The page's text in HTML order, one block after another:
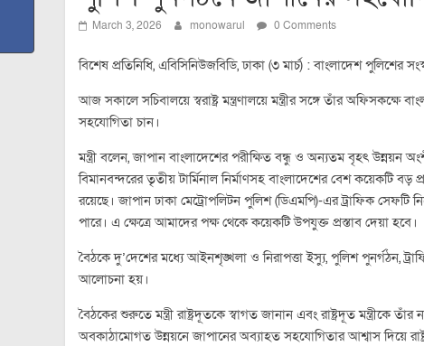
March 3, 2026 monowarul 0 Comments
বিশেষ প্রতিনিধি, এবিসিনিউজবিডি, ঢাকা (৩ মার্চ) : বাংলাদেশ পুলিশের
আজ সকালে সচিবালয়ে স্বরাষ্ট্র মন্ত্রণালয়ে মন্ত্রীর সঙ্গে তাঁর অফিসকক্ষে
সহযোগিতা চান।
মন্ত্রী বলেন, জাপান বাংলাদেশের পরীক্ষিত বন্ধু ও অন্যতম বৃহৎ উন্নয়ন
বিমানবন্দরের তৃতীয় টার্মিনাল নির্মাণসহ বাংলাদেশের বেশ কয়েকটি
রয়েছে। জাপান ঢাকা মেট্রোপলিটন পুলিশ (ডিএমপি)-এর ট্রাফিক
পারে। এ ক্ষেত্রে আমাদের পক্ষ থেকে কয়েকটি উপযুক্ত প্রস্তাব দেয়া হবে।
বৈঠকে দু’দেশের মধ্যে আইনশৃঙ্খলা ও নিরাপত্তা ইস্যু, পুলিশ পুনর্গঠন,
আলোচনা হয়।
বৈঠকের শুরুতে মন্ত্রী রাষ্ট্রদূতকে স্বাগত জানান এবং রাষ্ট্রদূত মন্ত্রীকে
অবকাঠামোগত উন্নয়নে জাপানের অব্যাহত সহযোগিতার আশ্বাস দিয়ে